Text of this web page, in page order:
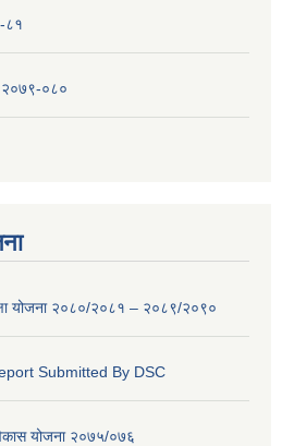
८१
२०७९-०८०
योजना २०८०/२०८१ – २०८९/२०९०
Submitted By DSC
योजना २०७५/०७६